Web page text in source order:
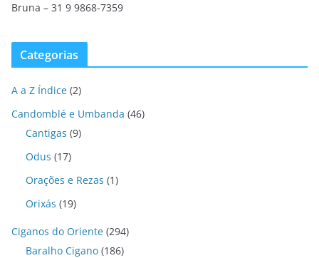
Bruna – 31 9 9868-7359
Categorias
A a Z Índice (2)
Candomblé e Umbanda (46)
Cantigas (9)
Odus (17)
Orações e Rezas (1)
Orixás (19)
Ciganos do Oriente (294)
Baralho Cigano (186)